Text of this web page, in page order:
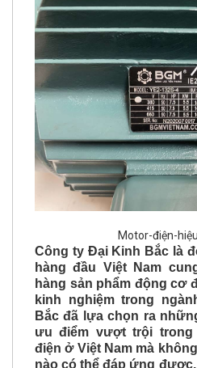
Motor-điện-
Công ty Đại Kinh Bắc là
hàng đầu Việt Nam
hàng sản phẩm động cơ
kinh nghiệm trong
Bắc đã lựa chọn ra
ưu điểm vượt trội
điện ở Việt Nam mà
nào có thể đáp ứng được.
rằng sẽ luôn mang đến